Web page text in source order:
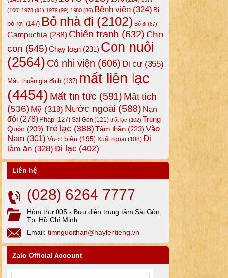
(100) 1978 (91) 1979 (99) 1980 (86) Bệnh viện (324) Bị
bỏ rơi (147) Bỏ nhà đi (2102) Bỏ đi (87)
Campuchia (288) Chiến tranh (632) Cho
con (545)Chạy loạn (231) Con nuôi
(2564) Cô nhi viện (606) Di cư (355)
Mâu thuẫn gia đình (137) mất liên lạc
(4454) Mất tin tức (591) Mất tích
(536) Mỹ (318) Nước ngoài (588) Nạn
đói (278) Pháp (127) Sài Gòn (121) thất lạc (102) Trung
Quốc (209) Trẻ lạc (388) Tâm thần (223) Vào
Nam (301) Vượt biên (195) Xuất ngoại (108) Đi
làm ăn (328) Đi lạc (402)
Liên hệ
(028) 6264 7777
Hòm thư 005 - Bưu điện trung tâm Sài Gòn,
Tp. Hồ Chí Minh
Email: timnguoithan@haylentieng.vn
Zalo Official Account